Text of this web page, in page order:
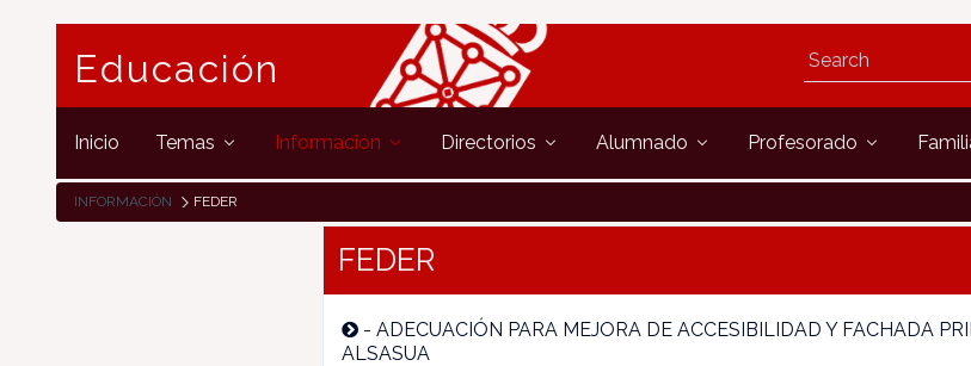
Educación
Inicio Temas Información Directorios Alumnado Profesorado
INFORMACIÓN FEDER
FEDER
-ADECUACIÓN PARA MEJORA DE ACCESIBILIDAD Y FACHADA
ALSASUA